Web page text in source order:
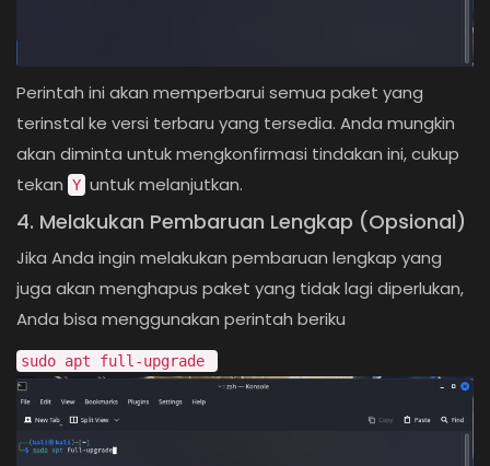
Perintah ini akan memperbarui semua paket yang
terinstal ke versi terbaru yang tersedia. Anda mungkin
akan diminta untuk mengkonfirmasi tindakan ini, cukup
tekan Y untuk melanjutkan.
4. Melakukan Pembaruan Lengkap (Opsional)
Jika Anda ingin melakukan pembaruan lengkap yang
juga akan menghapus paket yang tidak lagi diperlukan,
Anda bisa menggunakan perintah beriku
sudo apt full-upgrade